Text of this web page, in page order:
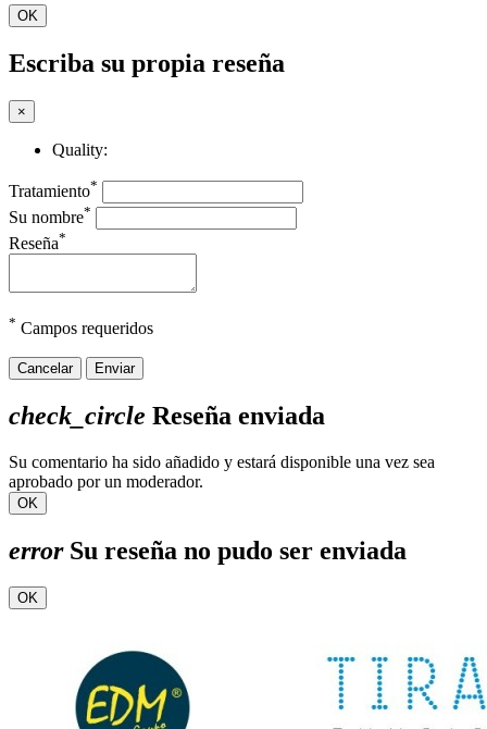
OK
Escriba su propia reseña
×
Quality:
Tratamiento*
Su nombre*
Reseña*
* Campos requeridos
Cancelar Enviar
check_circle Reseña enviada
Su comentario ha sido añadido y estará disponible una vez sea
aprobado por un moderador.
OK
errorSu reseña no pudo ser enviada
OK